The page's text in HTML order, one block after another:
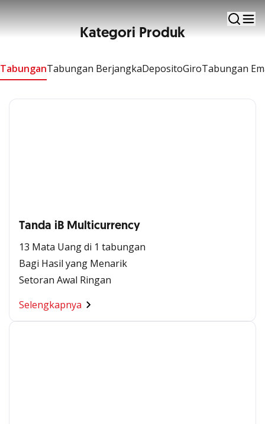
Kelola keuangan lebih nyaman dengan prinsip Syariah
Kategori Produk
TabunganTabungan BerjangkaDepositoGiroTabungan
Tanda iB Multicurrency
13 Mata Uang di 1 tabungan
Bagi Hasil yang Menarik
Setoran Awal Ringan
Selengkapnya